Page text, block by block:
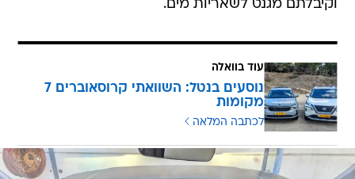
וקיבלתם מגנט לשאריות מים.
עוד בוואלה
נוסעים בנטל: השוואתי קרוסאוברים 7
מקומות
לכתבה המלאה